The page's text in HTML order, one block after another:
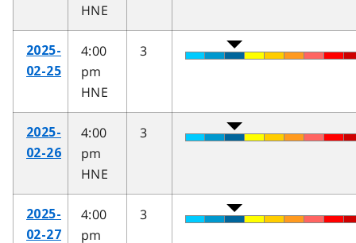
HNE
2025-
02-25
4:00
pm
HNE
3
2025-
02-26
4:00
pm
HNE
3
2025-
02-27
4:00
pm
3